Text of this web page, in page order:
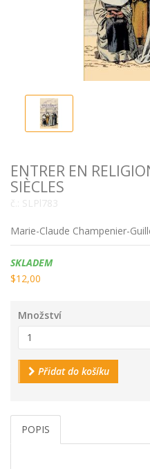
ENTRER EN
SIÈCLES
č.: SLPl783
Marie-Claude Champenier-
Dostupnost:
SKLADEM
$12,00
Množství
Přidat do košíku
POPIS